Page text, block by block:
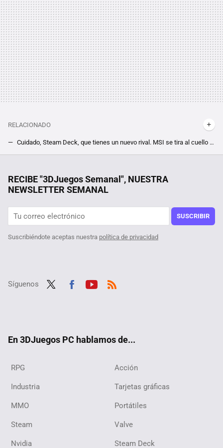
RELACIONADO
Cuidado, Steam Deck, que tienes un nuevo rival. MSI se tira al cuello de Valve con una portátil nueva; la CLAW
RECIBE "3DJuegos Semanal", NUESTRA
NEWSLETTER SEMANAL
SUSCRIBIR
Suscribiéndote aceptas nuestra política de privacidad
Síguenos
En 3DJuegos PC hablamos de...
RPG Acción
Industria Tarjetas gráficas
MMO Portátiles
Steam Valve
Nvidia Steam Deck